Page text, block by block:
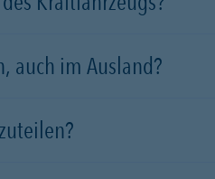
auch im Ausland?